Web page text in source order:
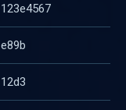
123e4567
e89b
12d3